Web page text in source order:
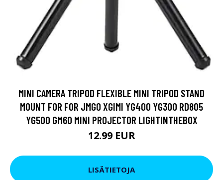
MINI CAMERA TRIPOD FLEXIBLE MINI TRIPOD STAND
MOUNT FOR FOR JMGO XGIMI YG400 YG300 RD805
YG500 GM60 MINI PROJECTOR LIGHTINTHEBOX
12.99 EUR
LISÄTIETOJA